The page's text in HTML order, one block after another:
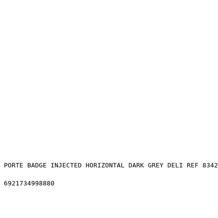
PORTE BADGE INJECTED HORIZONTAL DARK GREY DELI REF
6921734998880